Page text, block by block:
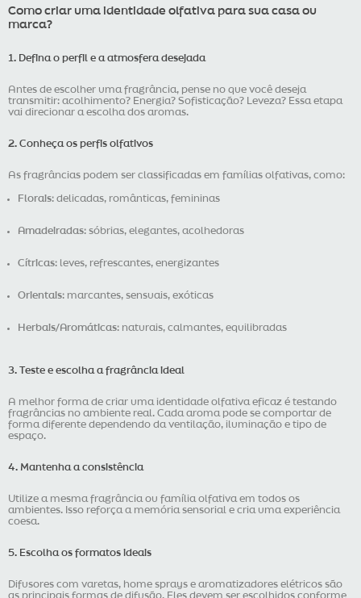
Como criar uma identidade olfativa para sua casa ou
marca?
1. Defina o perfil e a atmosfera desejada
Antes de escolher uma fragrância, pense no que você deseja
transmitir: acolhimento? Energia? Sofisticação? Leveza? Essa etapa
vai direcionar a escolha dos aromas.
2. Conheça os perfis olfativos
As fragrâncias podem ser classificadas em famílias olfativas, como:
Florais: delicadas, românticas, femininas
Amadeiradas: sóbrias, elegantes, acolhedoras
Cítricas: leves, refrescantes, energizantes
Orientais: marcantes, sensuais, exóticas
Herbais/Aromáticas: naturais, calmantes, equilibradas
3. Teste e escolha a fragrância ideal
A melhor forma de criar uma identidade olfativa eficaz é testando
fragrâncias no ambiente real. Cada aroma pode se comportar de
forma diferente dependendo da ventilação, iluminação e tipo de
espaço.
4. Mantenha a consistência
Utilize a mesma fragrância ou família olfativa em todos os
ambientes. Isso reforça a memória sensorial e cria uma experiência
coesa.
5. Escolha os formatos ideais
Difusores com varetas, home sprays e aromatizadores elétricos são
as principais formas de difusão. Eles devem ser escolhidos conforme